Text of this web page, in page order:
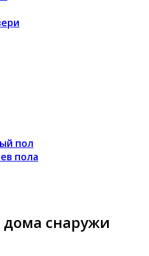
пол
пола
дома снаружи